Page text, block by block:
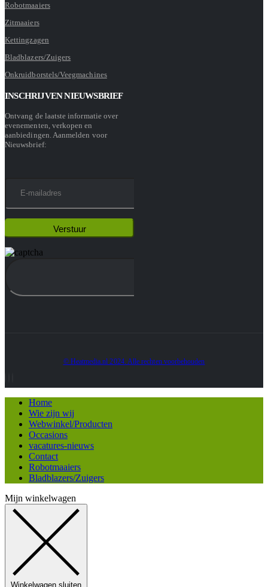
Robotmaaiers
Zitmaaiers
Kettingzagen
Bladblazers/Zuigers
Onkruidborstels/Veegmachines
INSCHRIJVEN NIEUWSBRIEF
Ontvang de laatste informatie over
evenementen, verkopen en
aanbiedingen. Aanmelden voor
Nieuwsbrief:
© Heatmedia.nl 2024. Alle rechten voorbehouden
Home
Wie zijn wij
Webwinkel/Producten
Occasions
vacatures-nieuws
Contact
Robotmaaiers
Bladblazers/Zuigers
Mijn winkelwagen
Winkelwagen sluiten